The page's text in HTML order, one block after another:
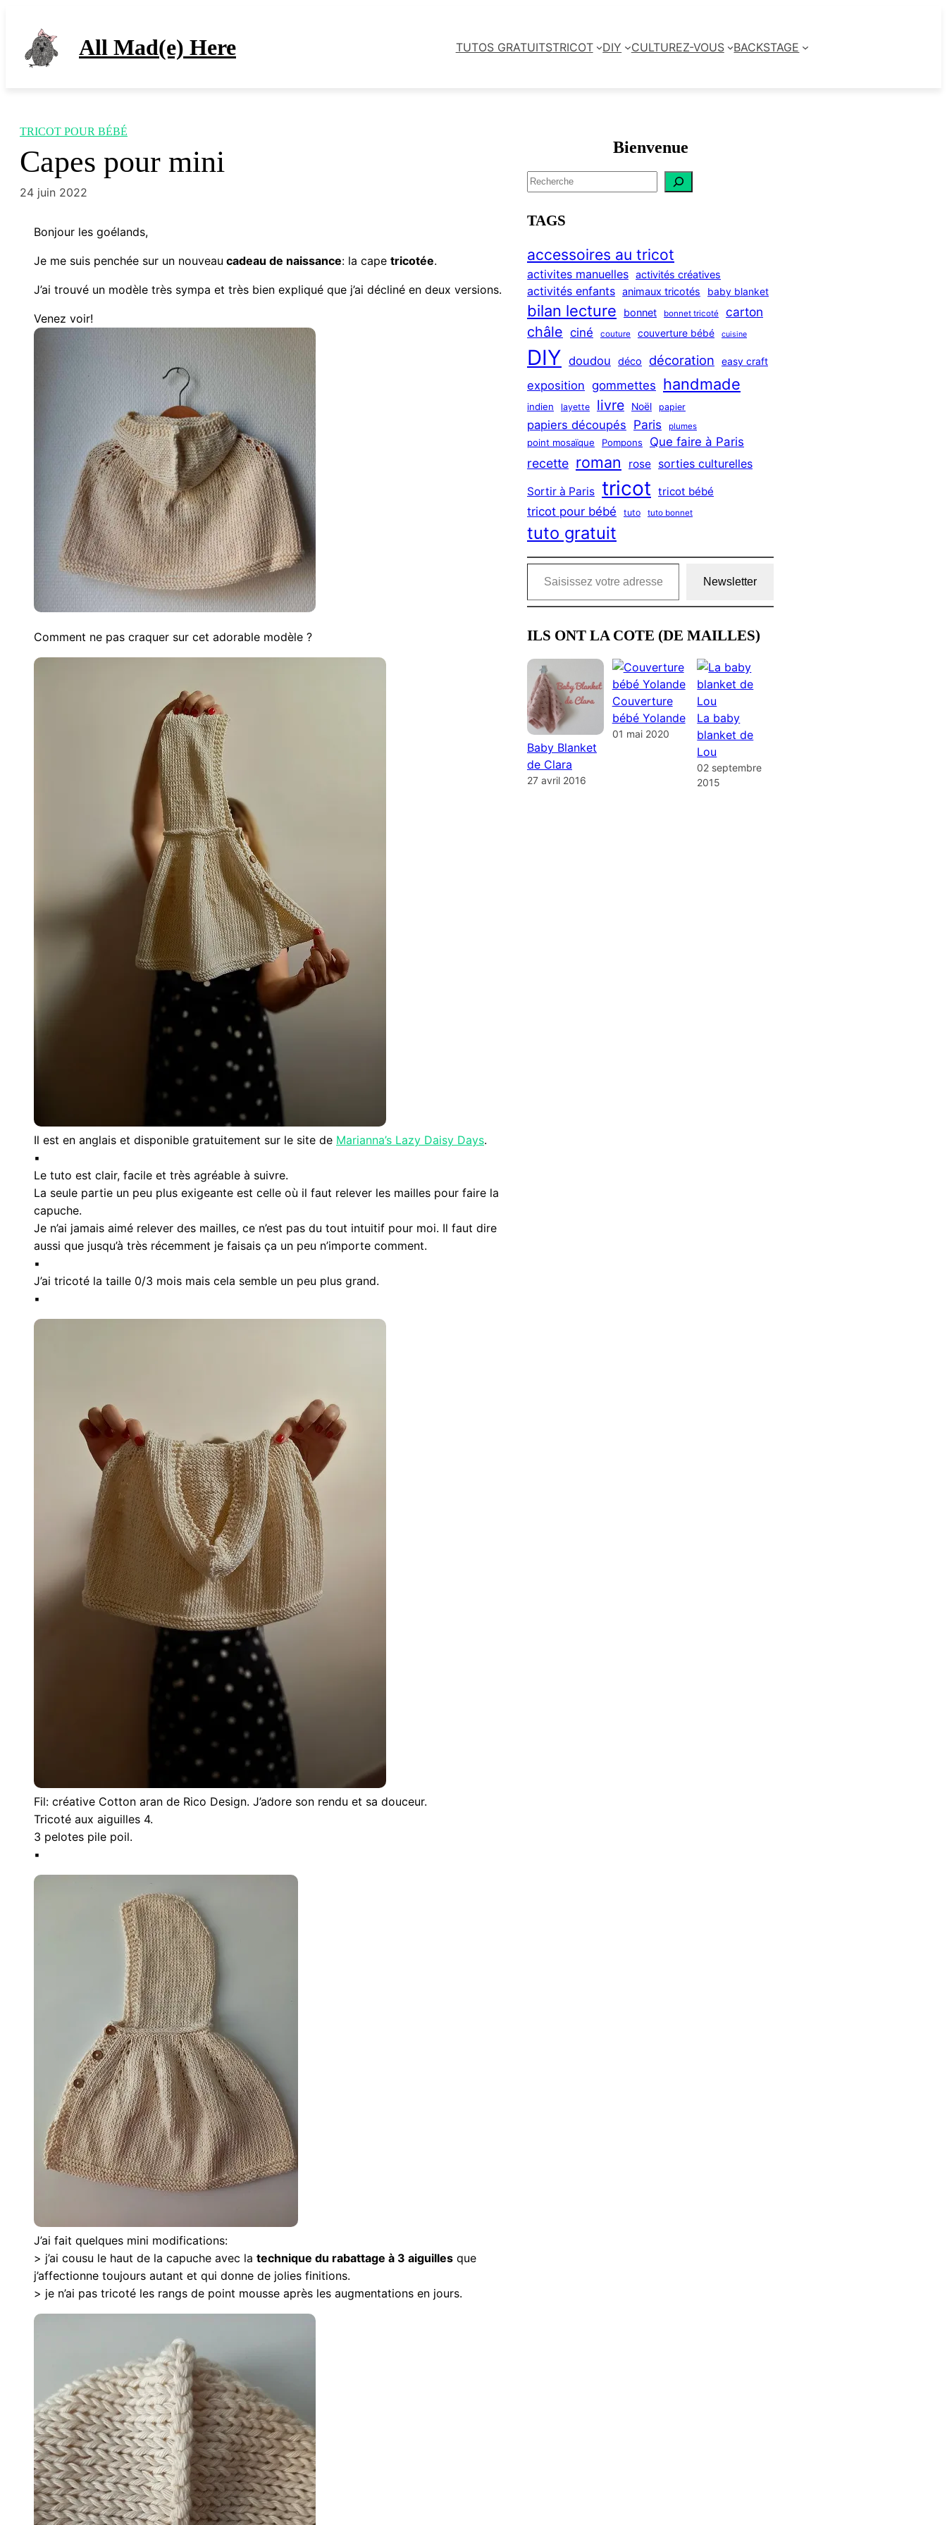
contenu
All Mad(e) Here TUTOS GRATUITSTRICOT DIY CULTUREZ-VOUS BACKSTAGE
TRICOT POUR BÉBÉ
Capes pour mini
24 juin 2022
Bonjour les goélands,
Je me suis penchée sur un nouveau cadeau de naissance: la cape tricotée.
J’ai trouvé un modèle très sympa et très bien expliqué que j’ai décliné en deux versions.
Venez voir!
Comment ne pas craquer sur cet adorable modèle ?
Il est en anglais et disponible gratuitement sur le site de Marianna’s Lazy Daisy Days.
▪︎
Le tuto est clair, facile et très agréable à suivre.
La seule partie un peu plus exigeante est celle où il faut relever les mailles pour faire la
capuche.
Je n’ai jamais aimé relever des mailles, ce n’est pas du tout intuitif pour moi. Il faut dire
aussi que jusqu’à très récemment je faisais ça un peu n’importe comment.
▪︎
J’ai tricoté la taille 0/3 mois mais cela semble un peu plus grand.
▪︎
Fil: créative Cotton aran de Rico Design. J’adore son rendu et sa douceur.
Tricoté aux aiguilles 4.
3 pelotes pile poil.
▪︎
J’ai fait quelques mini modifications:
> j’ai cousu le haut de la capuche avec la technique du rabattage à 3 aiguilles que
j’affectionne toujours autant et qui donne de jolies finitions.
> je n’ai pas tricoté les rangs de point mousse après les augmentations en jours.
Bienvenue
S
e
a
r
h
TAGS
accessoires au tricot
activites manuelles activités créatives
activités enfants animaux tricotés baby blanket
bilan lecture bonnet bonnet tricoté carton
châle ciné couture couverture bébé cuisine
DIY doudou déco décoration easy craft
exposition gommettes handmade
indien layette livre Noël papier
papiers découpés Paris plumes
point mosaïque Pompons Que faire à Paris
recette roman rose sorties culturelles
Sortir à Paris tricot tricot bébé
tricot pour bébé tuto tuto bonnet
tuto gratuit
Saisissez votre adresse e-mail…
Newsletter
ILS ONT LA COTE (DE MAILLES)
Baby Blanket
de Clara
27 avril 2016
Couverture
bébé Yolande
01 mai 2020
La baby
blanket de
Lou
02 septembre
2015